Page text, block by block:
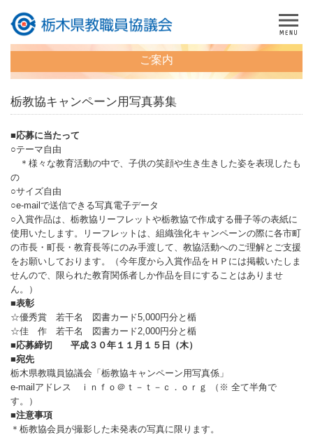
ご案内
栃教協キャンペーン用写真募集
■応募に当たって
○テーマ自由
＊様々な教育活動の中で、子供の笑顔や生き生きした姿を表現したも
の
○サイズ自由
○e-mailで送信できる写真電子データ
○入賞作品は、栃教協リーフレットや栃教協で作成する冊子等の表紙に
使用いたします。リーフレットは、組織強化キャンペーンの際に各市町
の市長・町長・教育長等にのみ手渡して、教協活動へのご理解とご支援
をお願いしております。（今年度から入賞作品をＨＰには掲載いたしま
せんので、限られた教育関係者しか作品を目にすることはありませ
ん。）
■表彰
☆優秀賞 若干名 図書カード5,000円分と楯
☆佳 作 若干名 図書カード2,000円分と楯
■応募締切 平成３０年１１月１５日（木）
■宛先
栃木県教職員協議会「栃教協キャンペーン用写真係」
e-mailアドレス ｉｎｆｏ＠ｔ－ｔ－ｃ．ｏｒｇ （※ 全て半角で
す。）
■注意事項
＊栃教協会員が撮影した未発表の写真に限ります。